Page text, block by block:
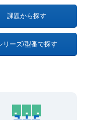
課題から探す
リーズ/型番で探す